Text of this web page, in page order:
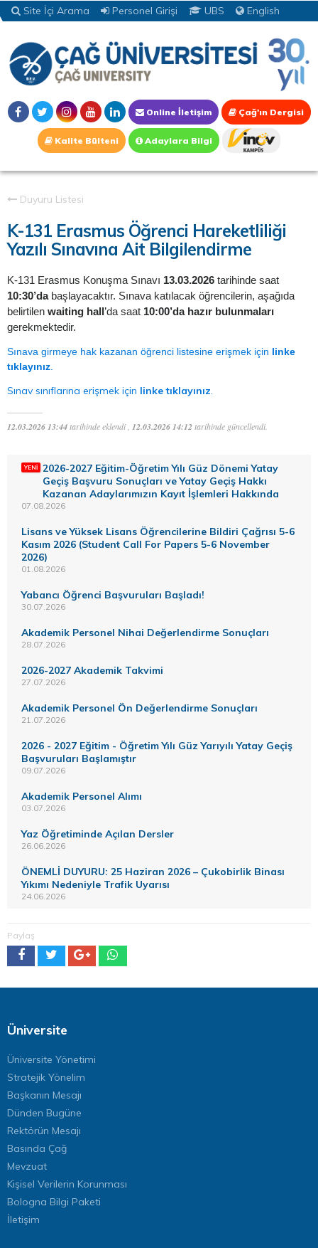
Site İçi Arama Personel Girişi UBS English
Online İletişim Çağ'ın Dergisi
Kalite Bülteni Adaylara Bilgi
Duyuru Listesi
K-131 Erasmus Öğrenci Hareketliliği
Yazılı Sınavına Ait Bilgilendirme
K-131 Erasmus Konuşma Sınavı 13.03.2026 tarihinde saat
10:30’dabaşlayacaktır. Sınava katılacak öğrencilerin, aşağıda
belirtilen waiting hall’da saat 10:00’da hazır bulunmaları
gerekmektedir.
Sınava girmeye hak kazanan öğrenci listesine erişmek için linke
tıklayınız
Sınav sınıflarına erişmek için linke tıklayınız.
12.03.2026 13:44tarihinde eklendi , 12.03.2026 14:12tarihinde güncellendi.
2026-2027 Eğitim-Öğretim Yılı Güz Dönemi Yatay
Geçiş Başvuru Sonuçları ve Yatay Geçiş Hakkı
Kazanan Adaylarımızın Kayıt İşlemleri Hakkında
07.08.2026
Lisans ve Yüksek Lisans Öğrencilerine Bildiri Çağrısı 5-6
Kasım 2026 (Student Call For Papers 5-6 November
2026)
01.08.2026
Yabancı Öğrenci Başvuruları Başladı!
30.07.2026
Akademik Personel Nihai Değerlendirme Sonuçları
28.07.2026
2026-2027 Akademik Takvimi
27.07.2026
Akademik Personel Ön Değerlendirme Sonuçları
21.07.2026
2026 - 2027 Eğitim - Öğretim Yılı Güz Yarıyılı Yatay Geçiş
Başvuruları Başlamıştır
09.07.2026
Akademik Personel Alımı
03.07.2026
Yaz Öğretiminde Açılan Dersler
26.06.2026
ÖNEMLİ DUYURU: 25 Haziran 2026 – Çukobirlik Binası
Yıkımı Nedeniyle Trafik Uyarısı
24.06.2026
Paylaş
Üniversite
Üniversite Yönetimi
Stratejik Yönelim
Başkanın Mesajı
Dünden Bugüne
Rektörün Mesajı
Basında Çağ
Mevzuat
Kişisel Verilerin Korunması
Bologna Bilgi Paketi
İletişim